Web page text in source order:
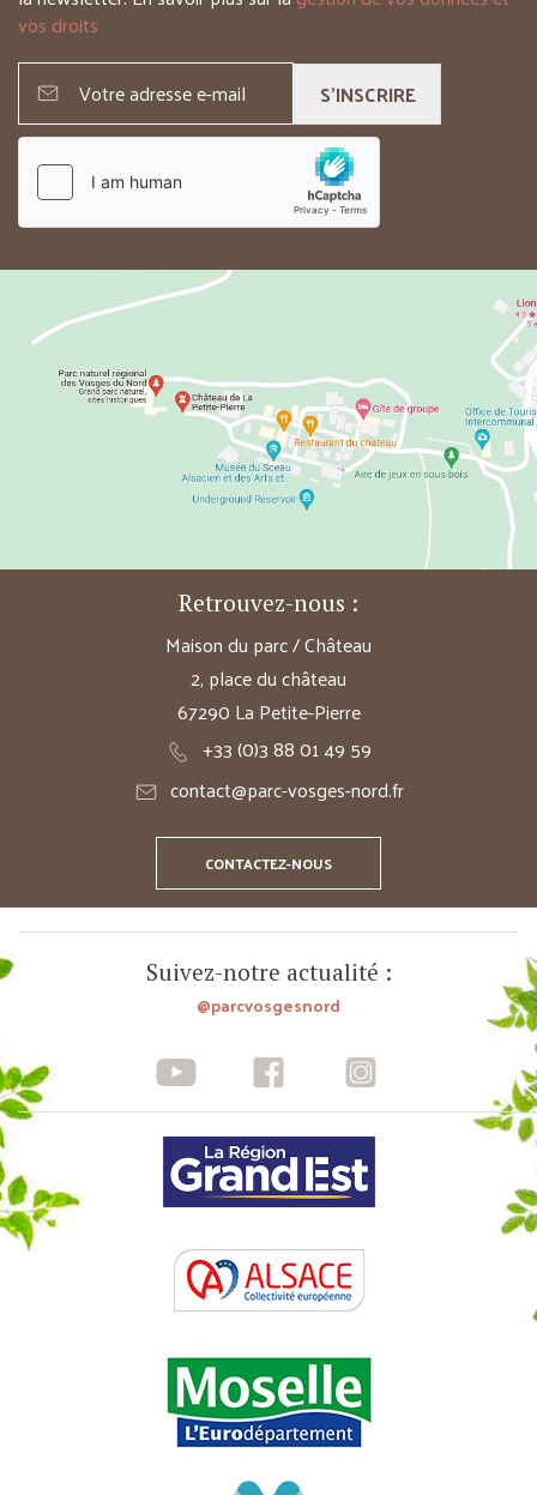
vos droits
S'INSCRIRE
Retrouvez-nous :
Maison du parc / Château
2, place du château
67290 La Petite-Pierre
+33 (0)3 88 01 49 59
contact@parc-vosges-nord.fr
CONTACTEZ-NOUS
Suivez-notre actualité :
@parcvosgesnord